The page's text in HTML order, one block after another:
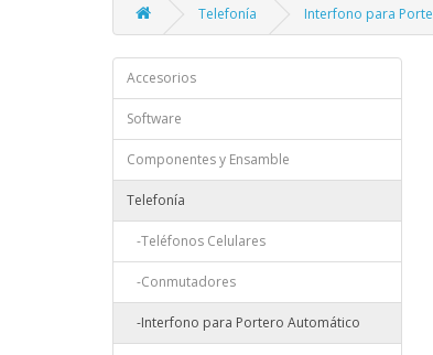
Telefonía Interfono para
Accesorios
Software
Componentes y Ensamble
Telefonía
-Teléfonos Celulares
-Conmutadores
-Interfono para Portero Automático